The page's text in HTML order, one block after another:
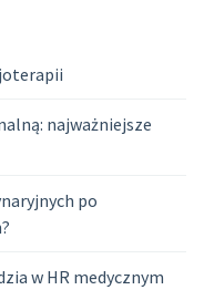
najważniejsze
po
w HR medycznym